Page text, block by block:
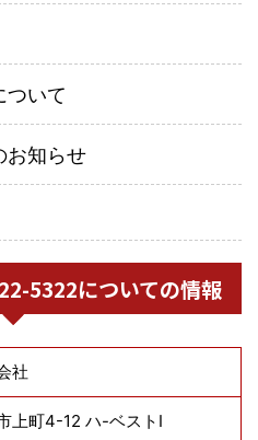
ついて
お知らせ
5322についての情報
社
上町4-12 ハ-ベストI